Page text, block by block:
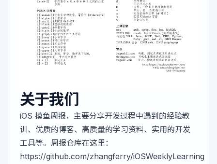
关于我们
iOS 摸鱼周报，主要分享开发过程中遇到的经验教
训、优质的博客、高质量的学习资料、实用的开发
工具等。周报仓库在这里：
https://github.com/zhangferry/iOSWeeklyLearning